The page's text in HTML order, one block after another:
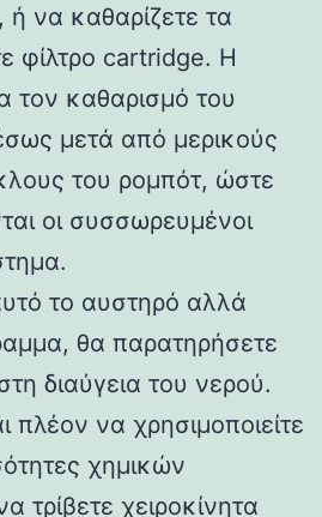
να καθαρίζετε τα
φίλτρο cartridge. Η
τον καθαρισμό του
μετά από μερικούς
του ρομπότ, ώστε
οι συσσωρευμένοι
το αυστηρό αλλά
θα παρατηρήσετε
διαύγεια του νερού.
πλέον να χρησιμοποιείτε
χημικών
τρίβετε χειροκίνητα